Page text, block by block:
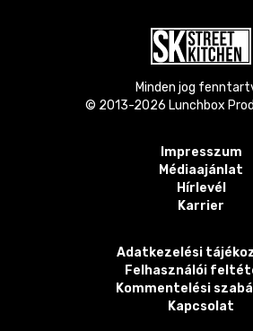
Minden jog
© 2013-2026 Lunchbox
Impresszum
Médiaajánlat
Hírlevél
Karrier
Adatkezelési
Felhasználói
Kommentelési
Kapcsolat